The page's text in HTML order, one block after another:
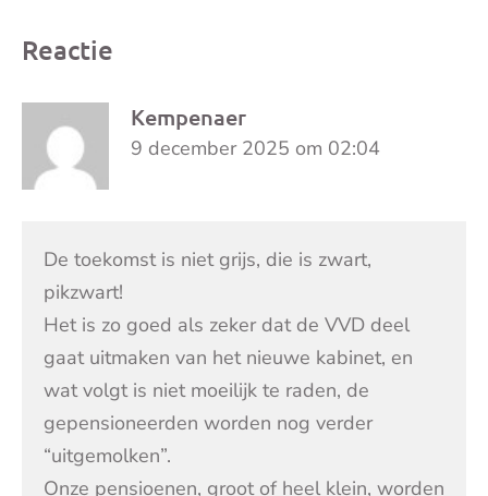
Reactie
Kempenaer
9 december 2025 om 02:04
De toekomst is niet grijs, die is zwart,
pikzwart!
Het is zo goed als zeker dat de VVD deel
gaat uitmaken van het nieuwe kabinet, en
wat volgt is niet moeilijk te raden, de
gepensioneerden worden nog verder
“uitgemolken”.
Onze pensioenen, groot of heel klein, worden